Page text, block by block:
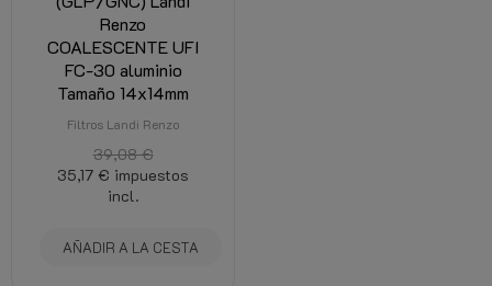
Renzo
COALESCENTE UFI
FC-30 aluminio
Tamaño 14x14mm
Filtros Landi Renzo
39,08 €
35,17 € impuestos
incl.
AÑADIR A LA CESTA